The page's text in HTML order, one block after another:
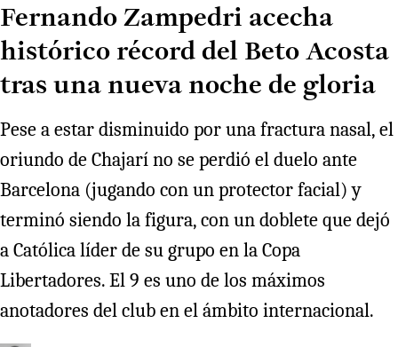
Fernando Zampedri acecha
histórico récord del Beto Acosta
tras una nueva noche de gloria
Pese a estar disminuido por una fractura nasal, el
oriundo de Chajarí no se perdió el duelo ante
Barcelona (jugando con un protector facial) y
terminó siendo la figura, con un doblete que dejó
a Católica líder de su grupo en la Copa
Libertadores. El 9 es uno de los máximos
anotadores del club en el ámbito internacional.